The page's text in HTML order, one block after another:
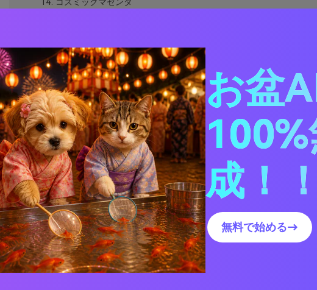
ネオンペタルUI
ロマンティックマゼンタウェディング
マゼンタストリートウェア
ソフトヘザーグラデーション
プラムアーケード
ロイヤルマゼンタスクリプト
パープルマゼンタと相性の良い色は？
パープルマゼンタカラーパレットを実際のデザインに活用す
AIでパープルマゼンタパレットのビジュアルを作成する
パープルマゼンタパレットが
お盆
成！！
無料で始める→